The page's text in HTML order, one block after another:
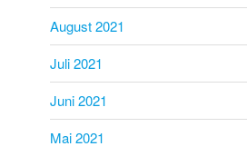
August 2021
Juli 2021
Juni 2021
Mai 2021